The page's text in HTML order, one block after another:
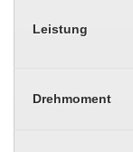
Leistung
Drehmoment